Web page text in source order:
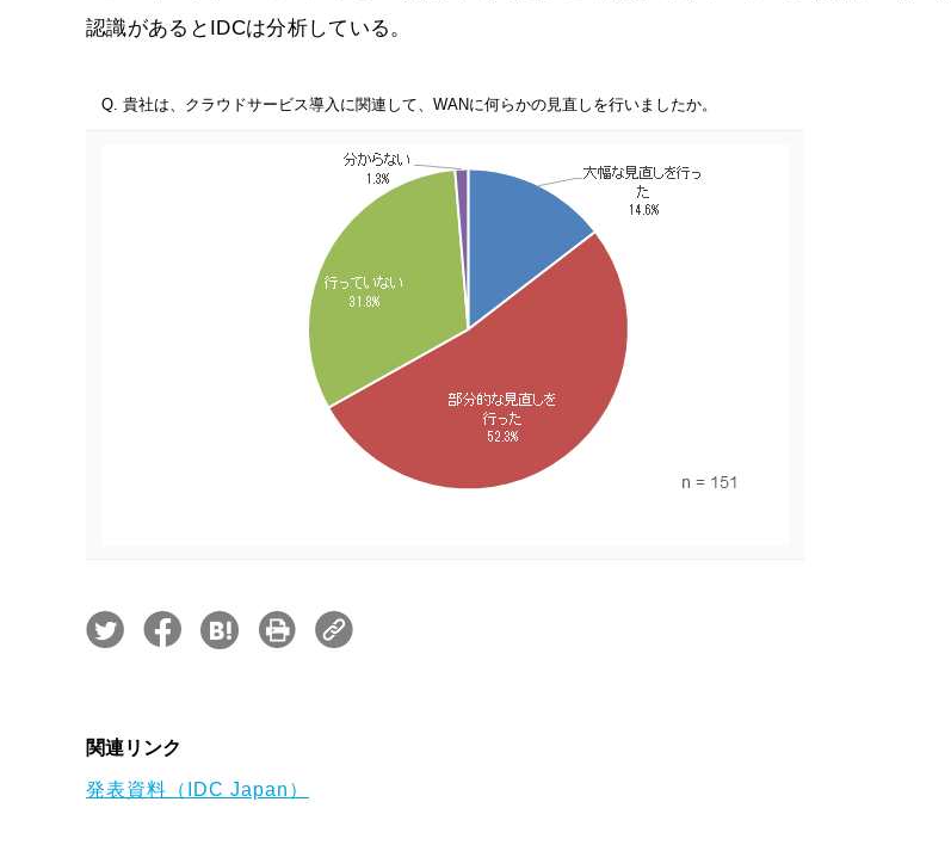
認識があるとIDCは分析している。
Q. 貴社は、クラウドサービス導入に関連して、WANに何らかの見直しを行いましたか。
関連リンク
発表資料（IDC Japan）